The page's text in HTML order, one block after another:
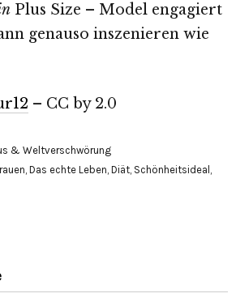
Plus Size – Model engagiert
genauso inszenieren wie
– CC by 2.0
& Weltverschwörung
, Das echte Leben, Diät, Schönheitsideal ,